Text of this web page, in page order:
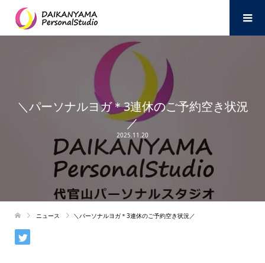
＼パーソナルヨガ＊3連休のご予約空き状況
／
2025.11.20
ニュース ＼パーソナルヨガ＊3連休のご予約空き状況／